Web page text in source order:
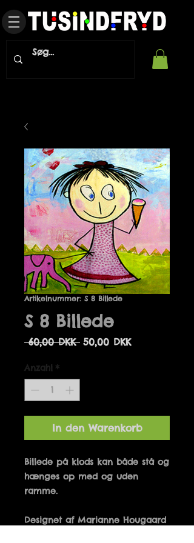
Artikelnummer: S 8 Billede
S 8 Billede
60,00 DKK Standardpreis
50,00 DKKSale-
Anzahl *
In den Warenkorb
Billede på klods kan både stå og
hænges op med og uden
Designet af Marianne Hougaard